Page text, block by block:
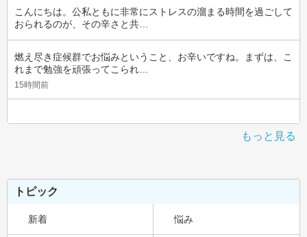
こんにちは。公私ともに非常にストレスの溜まる時間を過ごして
おられるのが、その辛さと共…
燃え尽き症候群でお悩みということ、お辛いですね。まずは、こ
れまで勉強を頑張ってこられ…
15時間前
もっと見る
トピック
新着 悩み